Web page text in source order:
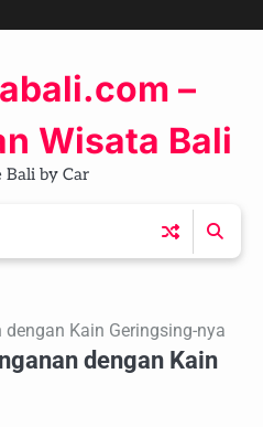
–
Wisata Bali
Bali by Car
Kain Geringsing-nya
dengan Kain